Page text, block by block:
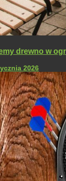
drewno w
2026